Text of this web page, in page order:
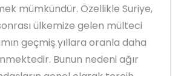
mümkündür. Özellikle Suriye,
sonrası ülkemize gelen mülteci
geçmiş yıllara oranla daha
Bunun nedeni ağır